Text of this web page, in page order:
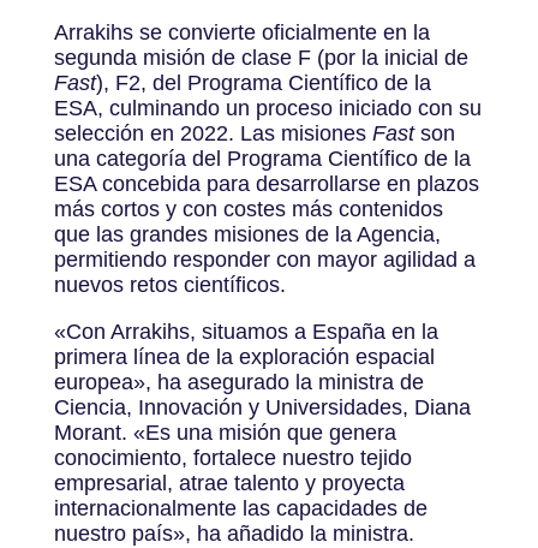
Arrakihs se convierte oficialmente en la
segunda misión de clase F (por la inicial de
Fast), F2, del Programa Científico de la
ESA, culminando un proceso iniciado con su
selección en 2022. Las misiones Fastson
una categoría del Programa Científico de la
ESA concebida para desarrollarse en plazos
más cortos y con costes más contenidos
que las grandes misiones de la Agencia,
permitiendo responder con mayor agilidad a
nuevos retos científicos.
«Con Arrakihs, situamos a España en la
primera línea de la exploración espacial
europea», ha asegurado la ministra de
Ciencia, Innovación y Universidades, Diana
Morant. «Es una misión que genera
conocimiento, fortalece nuestro tejido
empresarial, atrae talento y proyecta
internacionalmente las capacidades de
nuestro país», ha añadido la ministra.